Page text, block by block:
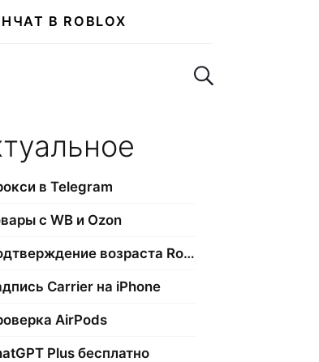
ЧАТ В ROBLOX
Поиск по сайту
в Telegram
с WB и Ozon
Подтверждение возраста Roblox
Carrier на iPhone
AirPods
Plus бесплатно